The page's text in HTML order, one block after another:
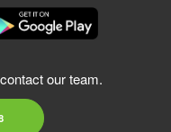
our team.